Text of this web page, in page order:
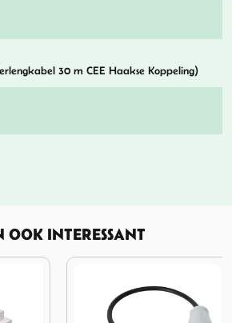
30 m CEE Haakse Koppeling)
OOK INTERESSANT